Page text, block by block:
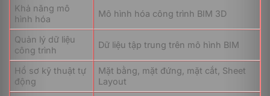
Nhóm tính năng
Công nghệ /
Công cụ
Mô tả chuyên sâu
Tính toán tọa độ với
Khả năng mô
hình hóa
Mô hình hóa công trình BIM 3D
Quản lý dữ liệu
công trình
Dữ liệu tập trung trên mô hình BIM
Hồ sơ kỹ thuật tự
động
Mặt bằng, mặt đứng, mặt cắt, Sheet
Layout